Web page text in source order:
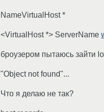
NameVirtualHost *
<VirtualHost *> ServerName
броузером пытаюсь зайти
"Object not found"...
Что я делаю не так?